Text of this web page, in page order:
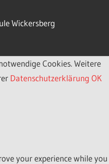
Wickersberg
Cookies. Weitere
Datenschutzerklärung OK
your experience while you